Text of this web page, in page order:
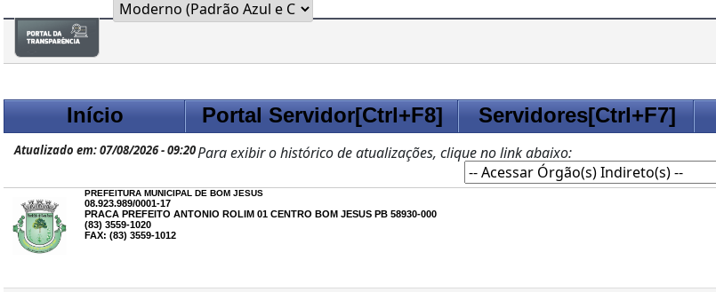
Início Portal Servidor[Ctrl+F8] Servidores[Ctrl+F7]
Para exibir o histórico de atualizações, clique no link abaixo:
Atualizado em: 07/08/2026 - 09:20
PREFEITURA MUNICIPAL DE BOM JESUS
08.923.989/0001-17
PRACA PREFEITO ANTONIO ROLIM 01 CENTRO BOM JESUS PB 58930-000
(83) 3559-1020
FAX: (83) 3559-1012